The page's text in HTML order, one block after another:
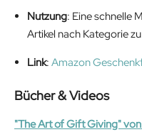
Nutzung: Eine schnelle
Artikel nach Kategorie
Link: Amazon
Bücher & Videos
"The Art of Gift Giving"